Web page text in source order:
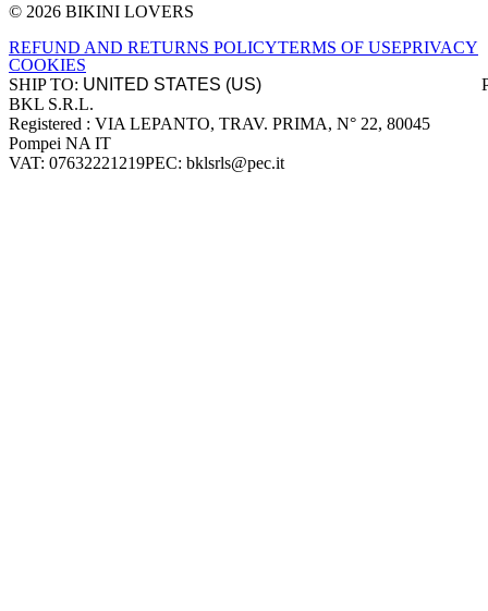
Site footer
© 2026 BIKINI LOVERS
REFUND AND RETURNS POLICYTERMS OF USEPRIVACY
COOKIES
SHIP TO:
Company information
BKL S.R.L.
Registered : VIA LEPANTO, TRAV. PRIMA, N° 22, 80045
Pompei NA IT
VAT: 07632221219PEC: bklsrls@pec.it